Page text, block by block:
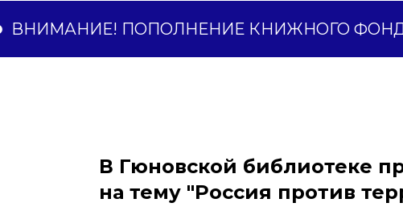
ВНИМАНИЕ! ПОПОЛНЕНИЕ КНИЖНОГО
В Гюновской библиотеке
на тему "Россия против